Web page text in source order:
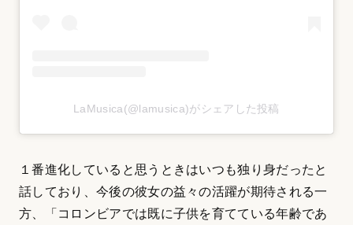
LaMusica(@lamusica)がシェアした投稿
１番進化していると思うときはいつも独り身だったと
話しており、今後の彼女の益々の活躍が期待される一
方、「コロンビアでは既に子供を育てている年齢であ